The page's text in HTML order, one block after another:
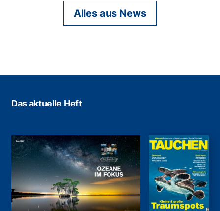
Alles aus News
Das aktuelle Heft